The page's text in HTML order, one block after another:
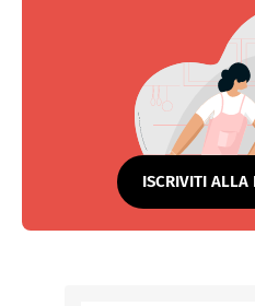
ISCRIVITI ALLA